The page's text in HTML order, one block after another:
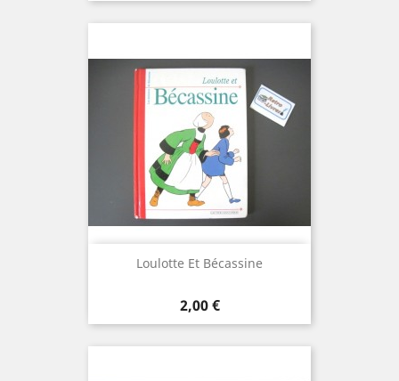
Loulotte Et Bécassine
Prix
2,00 €